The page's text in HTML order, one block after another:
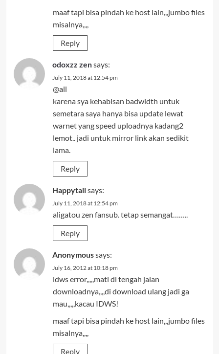
maaf tapi bisa pindah ke host lain,,,jumbo files
misalnya,,,,
Reply
odoxzz zensays:
July 11, 2018 at 12:54 pm
@all
karena sya kehabisan badwidth untuk
semetara saya hanya bisa update lewat
warnet yang speed uploadnya kadang2
lemot.. jadi untuk mirror link akan sedikit
lama.
Reply
Happytailsays:
July 11, 2018 at 12:54 pm
aligatou zen fansub. tetap semangat……..
Reply
Anonymoussays:
July 16, 2012 at 10:18 pm
idws error,,,,,mati di tengah jalan
downloadnya,,,,di download ulang jadi ga
mau,,,,,kacau IDWS!
maaf tapi bisa pindah ke host lain,,,jumbo files
misalnya,,,,
Reply